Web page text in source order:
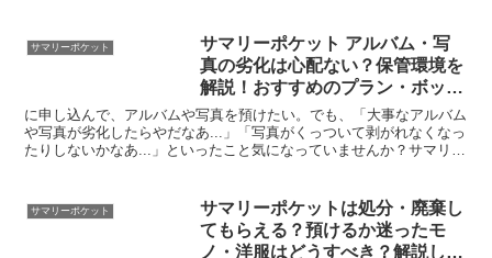
サマリーポケット
サマリーポケット アルバム・写
真の劣化は心配ない？保管環境を
解説！おすすめのプラン・ボック
スも一緒にお伝えします。
に申し込んで、アルバムや写真を預けたい。でも、「大事なアルバム
や写真が劣化したらやだなあ...」「写真がくっついて剥がれなくなっ
たりしないかなあ...」といったこと気になっていませんか？サマリー
サマリーポケット
サマリーポケットは処分・廃棄し
てもらえる？預けるか迷ったモ
ノ・洋服はどうすべき？解説しま